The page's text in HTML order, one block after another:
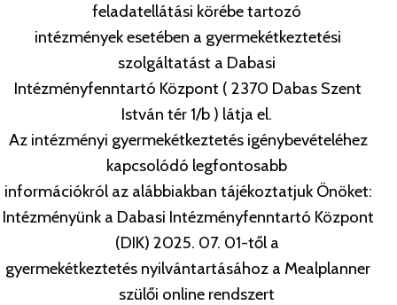
feladatellátási körébe tartozó
intézmények esetében a gyermekétkeztetési
szolgáltatást a Dabasi
Intézményfenntartó Központ ( 2370 Dabas Szent
István tér 1/b ) látja el.
Az intézményi gyermekétkeztetés igénybevételéhez
kapcsolódó legfontosabb
információkról az alábbiakban tájékoztatjuk Önöket:
Intézményünk a Dabasi Intézményfenntartó Központ
(DIK) 2025. 07. 01-től a
gyermekétkeztetés nyilvántartásához a Mealplanner
szülői online rendszert